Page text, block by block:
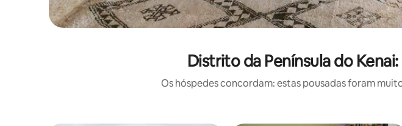
Distrito da Península do
Os hóspedes concordam: estas pousadas foram